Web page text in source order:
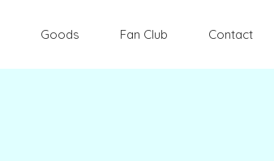
Goods Fan Club Contact